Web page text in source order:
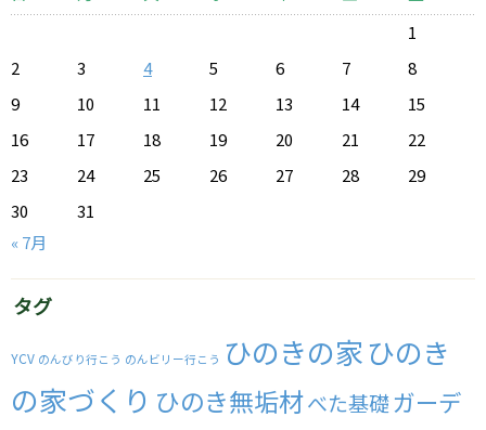
1
2
3 4 5 6 7
8
9
10 11 12 13 14
15
16
17 18 19 20 21
22
23
24 25 26 27 28
29
30
31
« 7月
タグ
YCV のんびり行こう のんビリー行こう ひのきの家ひのき
の家づくり ひのき無垢材べた基礎ガーデ